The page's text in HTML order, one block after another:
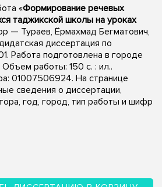
«Формирование речевых
таджикской школы на уроках
— Тураев, Ёрмахмад Бегматович,
диссертация по
Работа подготовлена в городе
работы: 150 с. : ил..
01007506924. На странице
сведения о диссертации,
год, город, тип работы и шифр